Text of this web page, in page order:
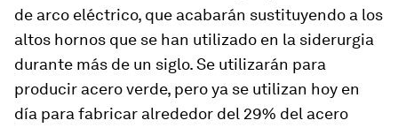
de arco eléctrico, que acabarán sustituyendo a los
altos hornos que se han utilizado en la siderurgia
durante más de un siglo. Se utilizarán para
producir acero verde, pero ya se utilizan hoy en
día para fabricar alrededor del 29% del acero